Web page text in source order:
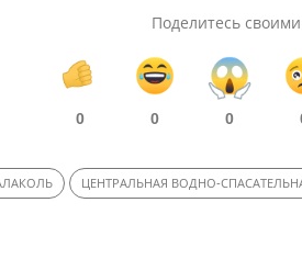
Поделитесь
0 0 0
ЦЕНТРАЛЬНАЯ ВОДНО-